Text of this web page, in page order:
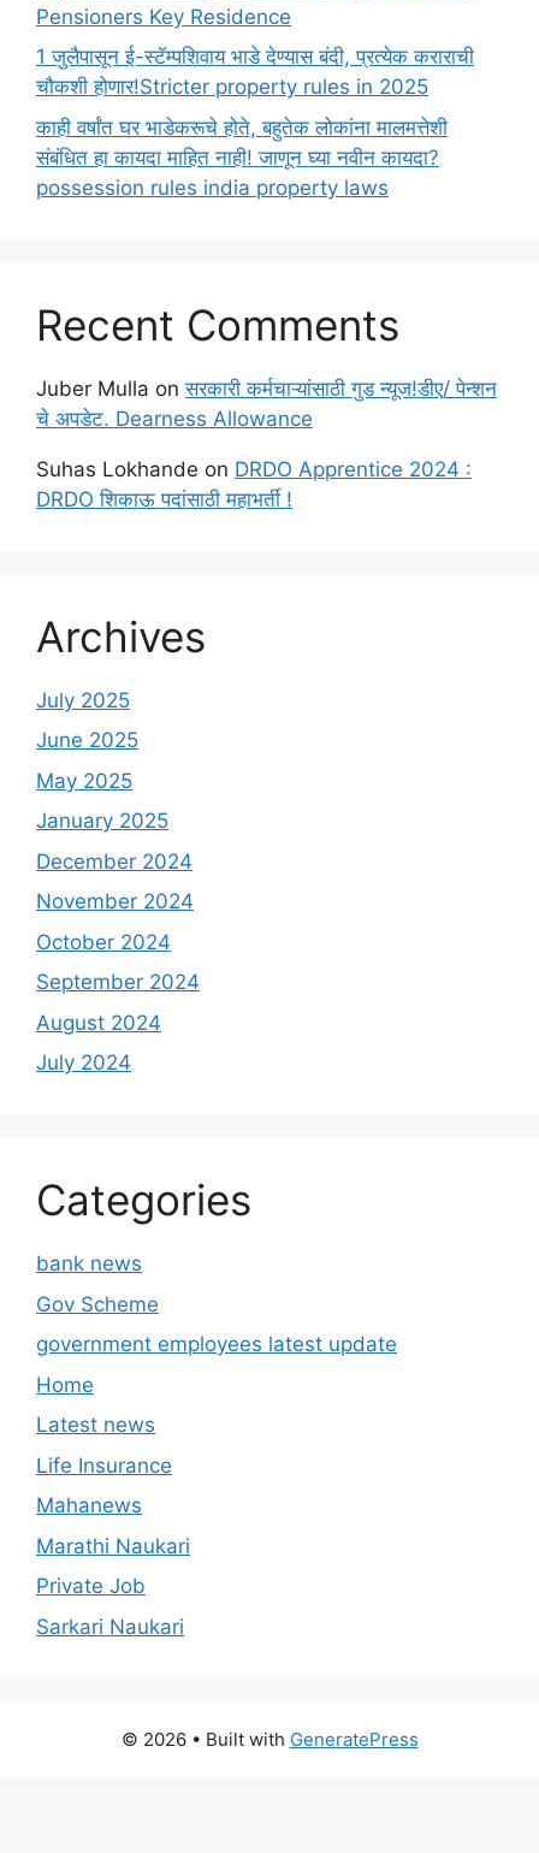
Pensioners Key Residence
1 जुलैपासून ई-स्टॅम्पशिवाय भाडे देण्यास बंदी, प्रत्येक कराराची
चौकशी होणार!Stricter property rules in 2025
काही वर्षांत घर भाडेकरूचे होते, बहुतेक लोकांना मालमत्तेशी
संबंधित हा कायदा माहित नाही! जाणून घ्या नवीन कायदा?
possession rules india property laws
Recent Comments
Juber Mulla onसरकारी कर्मचाऱ्यांसाठी गुड न्यूज!डीए/ पेन्शन
चे अपडेट. Dearness Allowance
Suhas Lokhande on DRDO Apprentice 2024 :
DRDO शिकाऊ पदांसाठी महाभर्ती !
Archives
July 2025
June 2025
May 2025
January 2025
December 2024
November 2024
October 2024
September 2024
August 2024
July 2024
Categories
bank news
Gov Scheme
government employees latest update
Home
Latest news
Life Insurance
Mahanews
Marathi Naukari
Private Job
Sarkari Naukari
© 2026 • Built with GeneratePress